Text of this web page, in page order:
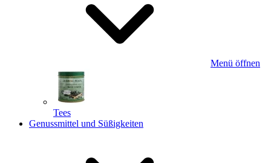
Menü öffnen
Tees
Genussmittel und Süßigkeiten